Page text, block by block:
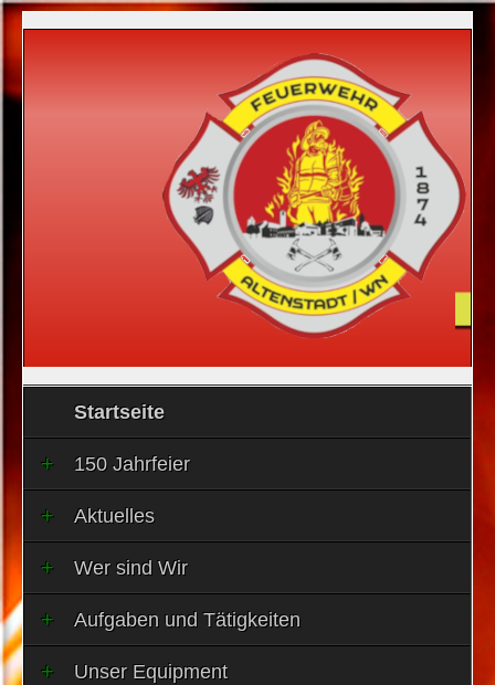
Startseite
150 Jahrfeier
Aktuelles
Wer sind Wir
Aufgaben und Tätigkeiten
Unser Equipment